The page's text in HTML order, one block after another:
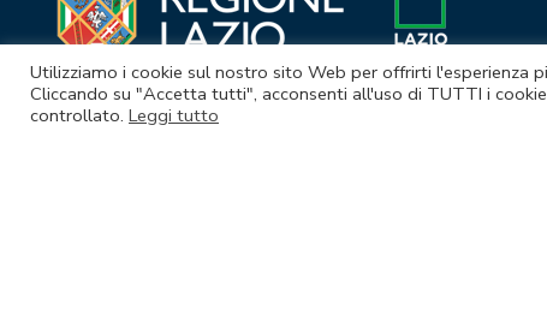
Utilizziamo i cookie sul nostro sito Web per offrirti l'esperienza
Cliccando su "Accetta tutti", acconsenti all'uso di TUTTI i
controllato. Leggi tutto